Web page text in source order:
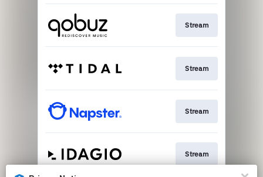
Stream
Stream
Stream
Stream